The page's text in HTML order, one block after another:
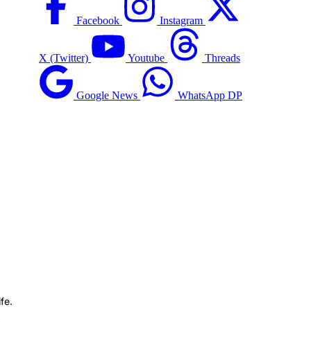
Facebook Instagram
X (Twitter) Youtube Threads
Google News WhatsApp DP